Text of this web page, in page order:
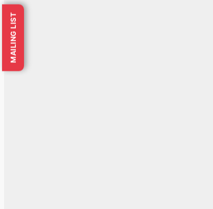
MAILING LIST